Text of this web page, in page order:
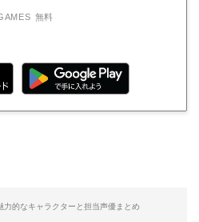
無料
力的なキャラクターと担当声優まとめ